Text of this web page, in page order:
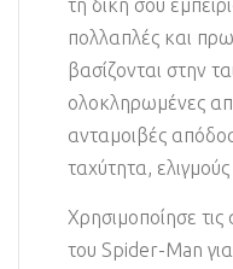
τη δική σου
πολλαπλές και
βασίζονται στην
ολοκληρωμένες
ανταμοιβές
ταχύτητα,
Χρησιμοποίησε
του Spider-Man